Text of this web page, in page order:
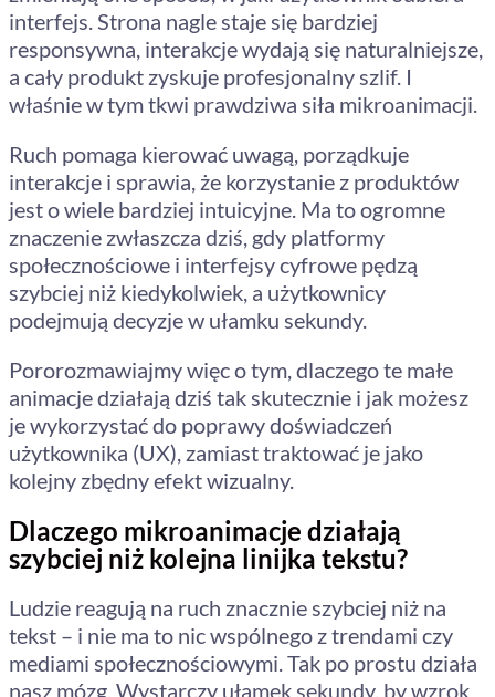
interfejs. Strona nagle staje się bardziej
responsywna, interakcje wydają się naturalniejsze,
a cały produkt zyskuje profesjonalny szlif. I
właśnie w tym tkwi prawdziwa siła mikroanimacji.
Ruch pomaga kierować uwagą, porządkuje
interakcje i sprawia, że korzystanie z produktów
jest o wiele bardziej intuicyjne. Ma to ogromne
znaczenie zwłaszcza dziś, gdy platformy
społecznościowe i interfejsy cyfrowe pędzą
szybciej niż kiedykolwiek, a użytkownicy
podejmują decyzje w ułamku sekundy.
Pororozmawiajmy więc o tym, dlaczego te małe
animacje działają dziś tak skutecznie i jak możesz
je wykorzystać do poprawy doświadczeń
użytkownika (UX), zamiast traktować je jako
kolejny zbędny efekt wizualny.
Dlaczego mikroanimacje działają
szybciej niż kolejna linijka tekstu?
Ludzie reagują na ruch znacznie szybciej niż na
tekst – i nie ma to nic wspólnego z trendami czy
mediami społecznościowymi. Tak po prostu działa
nasz mózg. Wystarczy ułamek sekundy, by wzrok